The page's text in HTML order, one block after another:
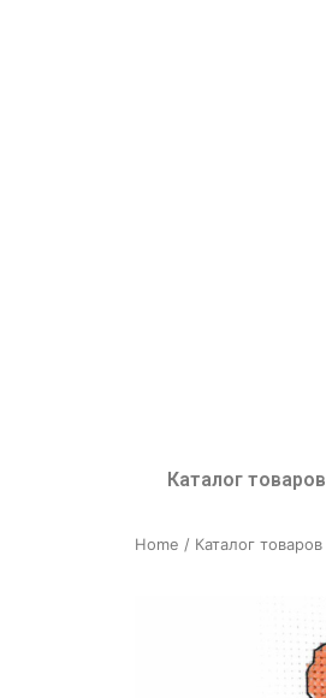
Каталог товаров
Home / Каталог товаров